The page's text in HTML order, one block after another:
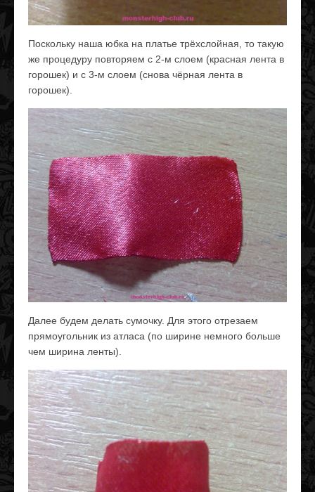
Поскольку наша юбка на платье трёхслойная, то такую
же процедуру повторяем с 2-м слоем (красная лента в
горошек) и с 3-м слоем (снова чёрная лента в
горошек).
Далее будем делать сумочку. Для этого отрезаем
прямоугольник из атласа (по ширине немного больше
чем ширина ленты).